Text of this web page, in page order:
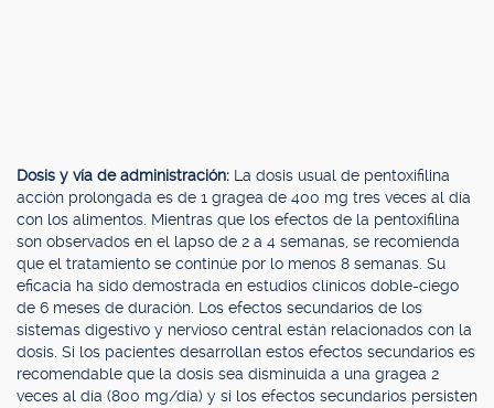
Dosis y vía de administración: La dosis usual de pentoxifilina
acción prolongada es de 1 gragea de 400 mg tres veces al día
con los alimentos. Mientras que los efectos de la pentoxifilina
son observados en el lapso de 2 a 4 semanas, se recomienda
que el tratamiento se continúe por lo menos 8 semanas. Su
eficacia ha sido demostrada en estudios clínicos doble-ciego
de 6 meses de duración. Los efectos secundarios de los
sistemas digestivo y nervioso central están relacionados con la
dosis. Si los pacientes desarrollan estos efectos secundarios es
recomendable que la dosis sea disminuída a una gragea 2
veces al día (800 mg/día) y si los efectos secundarios persisten